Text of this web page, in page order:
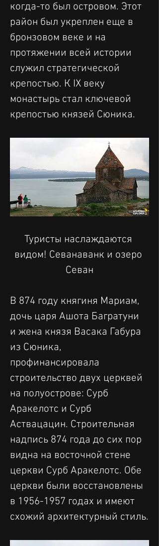
когда-то был островом. Этот
район был укреплен еще в
бронзовом веке и на
протяжении всей истории
служил стратегической
крепостью. К IX веку
монастырь стал ключевой
крепостью князей Сюника.
Туристы наслаждаются
видом! Севанаванк и озеро
Севан
В 874 году княгиня Мариам,
дочь царя Ашота Багратуни
и жена князя Васака Габура
из Сюника,
профинансировала
строительство двух церквей
на полуострове: Сурб
Аракелотс и Сурб
Аствацацин. Строительная
надпись 874 года до сих пор
видна на восточной стене
церкви Сурб Аракелотс. Обе
церкви были восстановлены
в 1956-1957 годах и имеют
схожий архитектурный стиль.